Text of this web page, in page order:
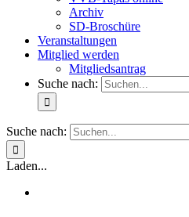
Archiv
SD-Broschüre
Veranstaltungen
Mitglied werden
Mitgliedsantrag
Suche nach:
Suche nach:
Laden...